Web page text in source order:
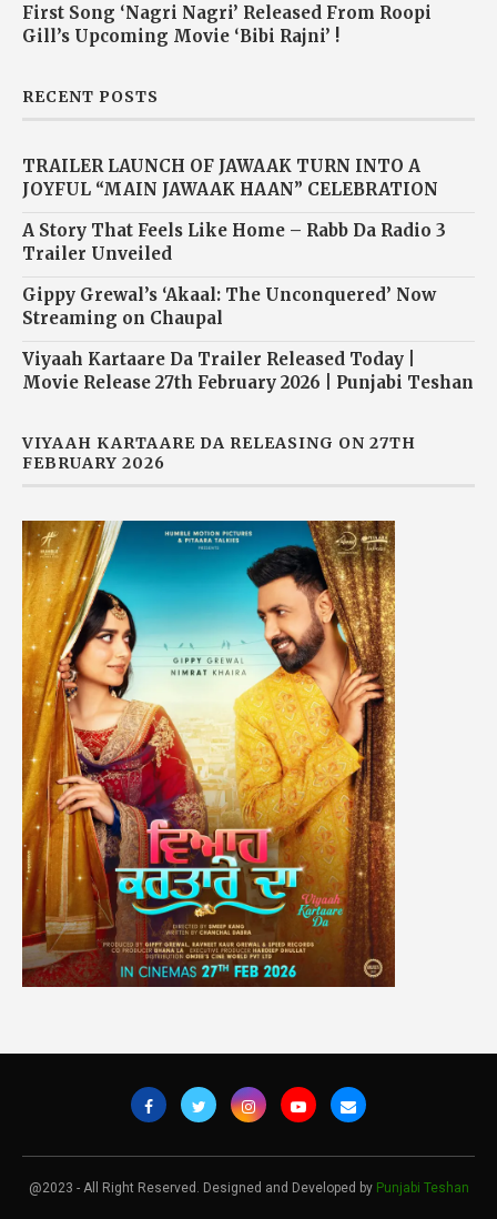
First Song ‘Nagri Nagri’ Released From Roopi
Gill’s Upcoming Movie ‘Bibi Rajni’ !
RECENT POSTS
TRAILER LAUNCH OF JAWAAK TURN INTO A
JOYFUL “MAIN JAWAAK HAAN” CELEBRATION
A Story That Feels Like Home – Rabb Da Radio 3
Trailer Unveiled
Gippy Grewal’s ‘Akaal: The Unconquered’ Now
Streaming on Chaupal
Viyaah Kartaare Da Trailer Released Today |
Movie Release 27th February 2026 | Punjabi Teshan
VIYAAH KARTAARE DA RELEASING ON 27TH
FEBRUARY 2026
@2023 - All Right Reserved. Designed and Developed by Punjabi Teshan